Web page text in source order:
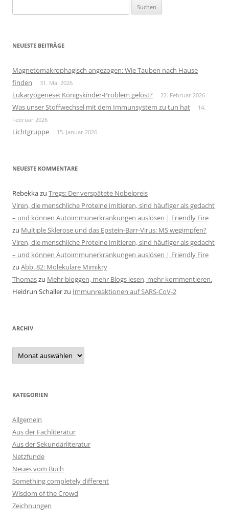
nach:
NEUESTE BEITRÄGE
Magnetomakrophagisch angezogen: Wie Tauben nach Hause
finden
31. Mai 2026
Eukaryogenese: Königskinder-Problem gelöst? 22. Februar 2026
Was unser Stoffwechsel mit dem Immunsystem zu tun hat
14.
Februar 2026
Lichtgruppe 15. Januar 2026
NEUESTE KOMMENTARE
Rebekkazu Tregs: Der verspätete Nobelpreis
Viren, die menschliche Proteine imitieren, sind häufiger als gedacht
– und können Autoimmunerkrankungen auslösen | Friendly Fire
zu Multiple Sklerose und das Epstein-Barr-Virus: MS wegimpfen?
Viren, die menschliche Proteine imitieren, sind häufiger als gedacht
– und können Autoimmunerkrankungen auslösen | Friendly Fire
zu Abb. 82: Molekulare Mimikry
Thomaszu Mehr bloggen, mehr Blogs lesen, mehr kommentieren.
Heidrun Schallerzu Immunreaktionen auf SARS-CoV-2
ARCHIV
Archiv
KATEGORIEN
Allgemein
Aus der Fachliteratur
Aus der Sekundärliteratur
Netzfunde
Neues vom Buch
Something completely different
Wisdom of the Crowd
Zeichnungen